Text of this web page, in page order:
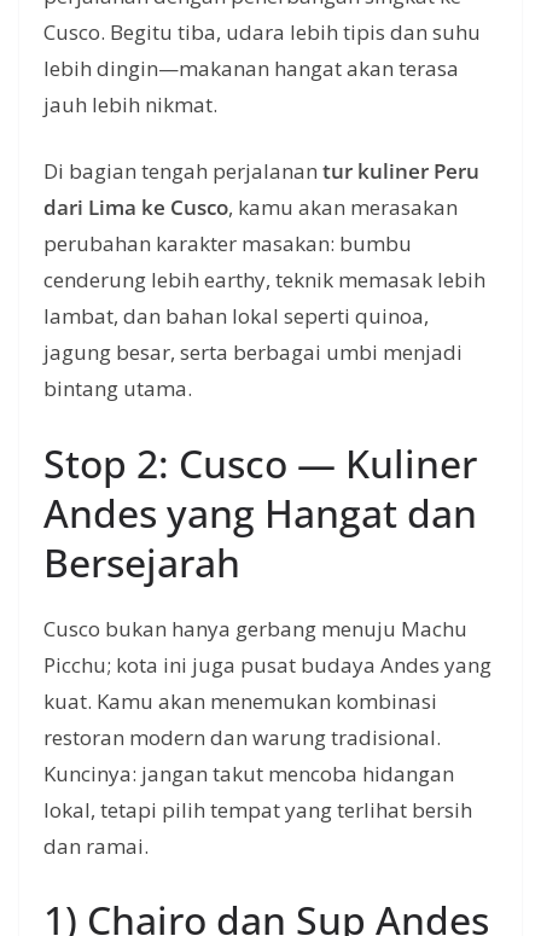
Cusco. Begitu tiba, udara lebih tipis dan suhu
lebih dingin—makanan hangat akan terasa
jauh lebih nikmat.
Di bagian tengah perjalanan tur kuliner Peru
dari Lima ke Cusco, kamu akan merasakan
perubahan karakter masakan: bumbu
cenderung lebih earthy, teknik memasak lebih
lambat, dan bahan lokal seperti quinoa,
jagung besar, serta berbagai umbi menjadi
bintang utama.
Stop 2: Cusco — Kuliner
Andes yang Hangat dan
Bersejarah
Cusco bukan hanya gerbang menuju Machu
Picchu; kota ini juga pusat budaya Andes yang
kuat. Kamu akan menemukan kombinasi
restoran modern dan warung tradisional.
Kuncinya: jangan takut mencoba hidangan
lokal, tetapi pilih tempat yang terlihat bersih
dan ramai.
1) Chairo dan Sup Andes